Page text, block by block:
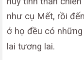
như cụ Mết, rồi
ở họ đều có
lai tương lai.